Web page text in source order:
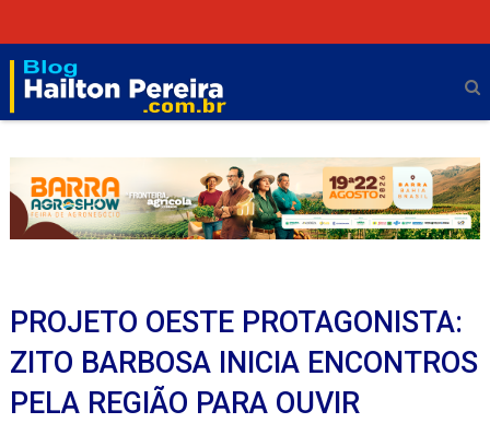
PROJETO OESTE PROTAGONISTA:
ZITO BARBOSA INICIA ENCONTROS
PELA REGIÃO PARA OUVIR